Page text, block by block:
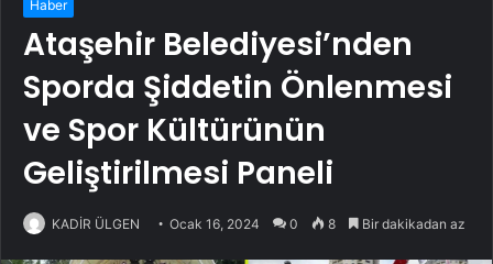
Haber
Ataşehir Belediyesi’nden
Sporda Şiddetin Önlenmesi
ve Spor Kültürünün
Geliştirilmesi Paneli
KADİR ÜLGEN Ocak 16, 2024 0 8 Bir dakikadan az